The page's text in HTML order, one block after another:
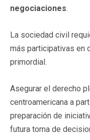
negociaciones.
La sociedad civil
más participativas en
primordial.
Asegurar el derecho
centroamericana a
preparación de
futura toma de